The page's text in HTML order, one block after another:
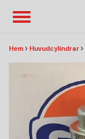
Hem Huvudcylindrar